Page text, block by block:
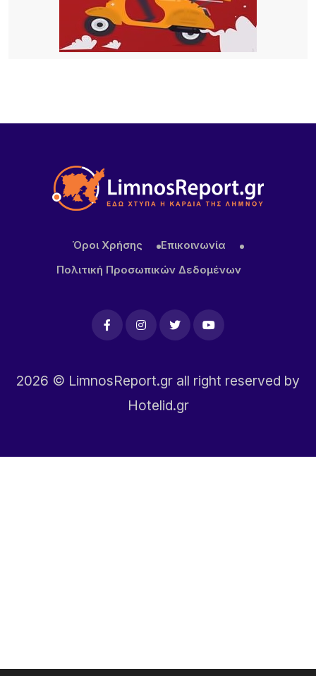
18 ΏΡΕΣ ΠΡΙΝ
Κατασχέθηκαν προϊόντα χωρίς παραστατικά στο
Λιμένα Μύρινας λόγω εργασιών επισκευής αγωγού
22 ΏΡΕΣ ΠΡΙΝ
ΜΕΒΓΑΛ: Με γιαούρτι και φέτα ενισχύει τη θέση
της στις διεθνείς αγορές
Όροι Χρήσης
Επικοινωνία
Πολιτική Προσωπικών Δεδομένων
2026 © LimnosReport.gr all right reserved by
Hotelid.gr